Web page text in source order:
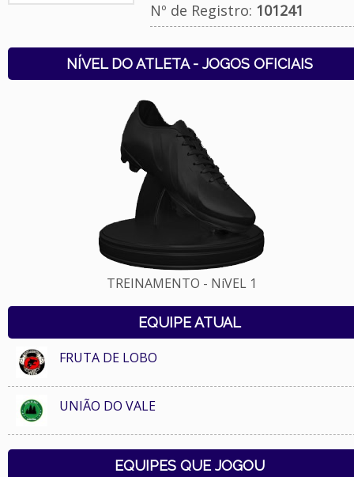
Nº de Registro: 101241
NÍVEL DO ATLETA - JOGOS OFICIAIS
TREINAMENTO - NíVEL 1
EQUIPE ATUAL
FRUTA DE LOBO
UNIÃO DO VALE
EQUIPES QUE JOGOU